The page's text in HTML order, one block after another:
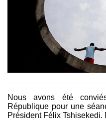
Nous avons été convi
République pour une
Président Félix Tshisekedi.